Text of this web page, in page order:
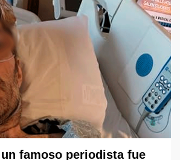
famoso periodista fue